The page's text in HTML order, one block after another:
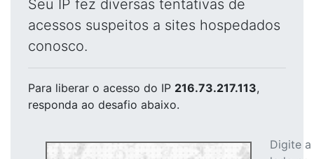
Seu IP fez diversas tentativas de
acessos suspeitos a sites hospedados
conosco.
Para liberar o acesso do IP 216.73.217.113,
responda ao desafio abaixo.
Digite